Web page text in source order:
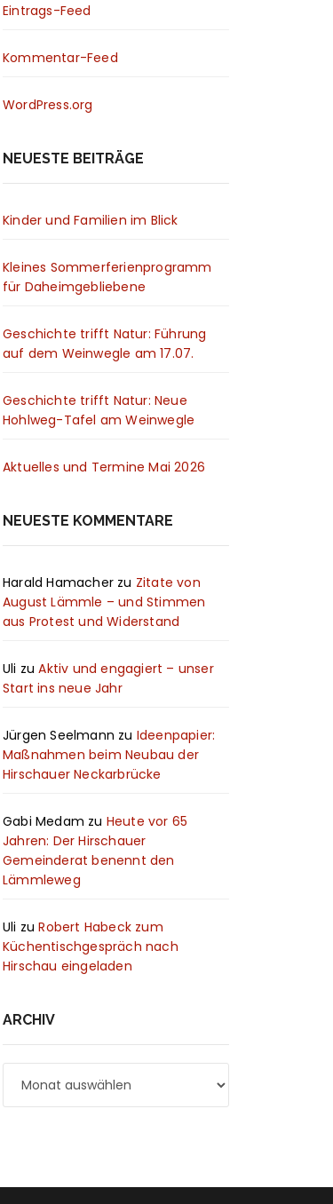
Eintrags-Feed
Kommentar-Feed
WordPress.org
NEUESTE BEITRÄGE
Kinder und Familien im Blick
Kleines Sommerferienprogramm
für Daheimgebliebene
Geschichte trifft Natur: Führung
auf dem Weinwegle am 17.07.
Geschichte trifft Natur: Neue
Hohlweg-Tafel am Weinwegle
Aktuelles und Termine Mai 2026
NEUESTE KOMMENTARE
Harald Hamacher zu Zitate von
August Lämmle – und Stimmen
aus Protest und Widerstand
Uli zuAktiv und engagiert – unser
Start ins neue Jahr
Jürgen Seelmann zu Ideenpapier:
Maßnahmen beim Neubau der
Hirschauer Neckarbrücke
Gabi Medam zu Heute vor 65
Jahren: Der Hirschauer
Gemeinderat benennt den
Lämmleweg
Uli zuRobert Habeck zum
Küchentischgespräch nach
Hirschau eingeladen
ARCHIV